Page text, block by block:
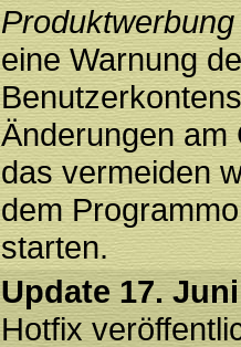
Produktwerbung
eine Warnung
Änderungen am
das vermeiden
dem
starten.
Update 17.
Hotfix